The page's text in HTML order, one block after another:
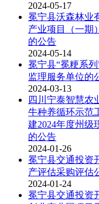
2024-05-17
冕宁县沃森林业
产业项目（一期
的公告
2024-05-14
冕宁县“冕粳系
监理服务单位的
2024-03-13
四川宁泰智慧农
牛种养循环示范
建2024年度州级
的公告
2024-01-26
冕宁县交通投资
产评估采购评估
2024-01-24
冕宁县交通投资